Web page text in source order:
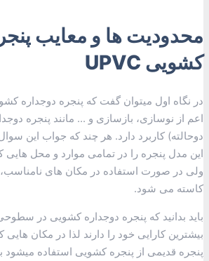
محدودیت ها و معایب
کشویی UPVC
در نگاه اول میتوان گفت که پنجره دوجداره
اعم از نوسازی، بازسازی و ... مانند پنجره
دوحالته) کاربرد دارد. هر چند که جواب این
این مدل پنجره را در تمامی موارد و محل هایی
ولی در صورت استفاده در مکان های نامناسب،
کاسته می شود.
باید بدانید که پنجره دوجداره کشویی در
بیشترین کارایی خود را دارند لذا در مکان
پنجره قدیمی از پنجره کشویی استفاده میشود